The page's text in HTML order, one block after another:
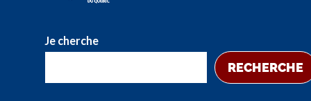
Je cherche
RECHERCHE